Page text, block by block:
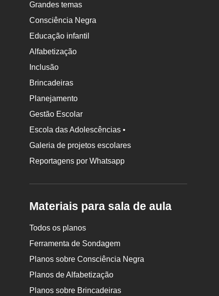
Grandes temas
Consciência Negra
Educação infantil
Alfabetização
Inclusão
Brincadeiras
Planejamento
Gestão Escolar
Escola das Adolescências •
Galeria de projetos escolares
Reportagens por Whatsapp
Materiais para sala de aula
Todos os planos
Ferramenta de Sondagem
Planos sobre Consciência Negra
Planos de Alfabetização
Planos sobre Brincadeiras